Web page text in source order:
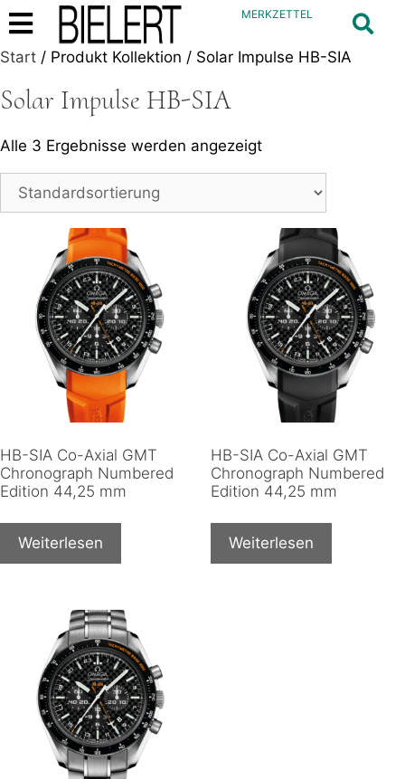
MERKZETTEL
Start / Produkt Kollektion / Solar Impulse HB-SIA
Solar Impulse HB-SIA
Alle 3 Ergebnisse werden angezeigt
HB-SIA Co-Axial GMT
Chronograph Numbered
Edition 44,25 mm
Weiterlesen
HB-SIA Co-Axial GMT
Chronograph Numbered
Edition 44,25 mm
Weiterlesen